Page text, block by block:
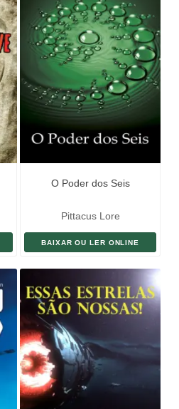
O Poder dos Seis
Pittacus Lore
BAIXAR OU LER ONLINE